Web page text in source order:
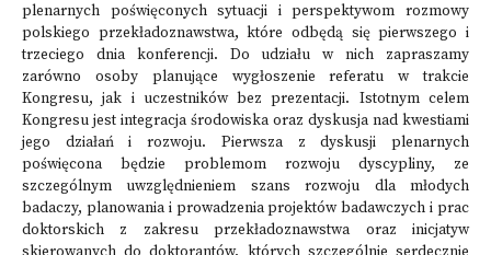
plenarnych poświęconych sytuacji i perspektywom rozmowy
polskiego przekładoznawstwa, które odbędą się pierwszego i
trzeciego dnia konferencji. Do udziału w nich zapraszamy
zarówno osoby planujące wygłoszenie referatu w trakcie
Kongresu, jak i uczestników bez prezentacji. Istotnym celem
Kongresu jest integracja środowiska oraz dyskusja nad kwestiami
jego działań i rozwoju. Pierwsza z dyskusji plenarnych
poświęcona będzie problemom rozwoju dyscypliny, ze
szczególnym uwzględnieniem szans rozwoju dla młodych
badaczy, planowania i prowadzenia projektów badawczych i prac
doktorskich z zakresu przekładoznawstwa oraz inicjatyw